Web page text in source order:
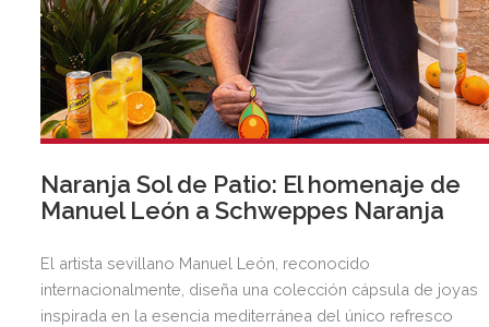
Naranja Sol de Patio: El homenaje de
Manuel León a Schweppes Naranja
El artista sevillano Manuel León, reconocido
internacionalmente, diseña una colección cápsula de joyas
inspirada en la esencia mediterránea del único refresco